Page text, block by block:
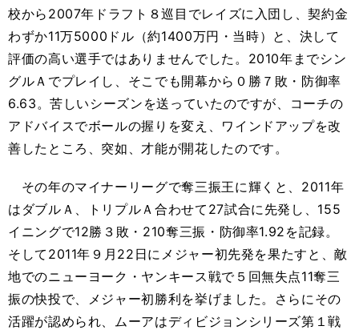
校から2007年ドラフト８巡目でレイズに入団し、契約金
わずか11万5000ドル（約1400万円・当時）と、決して
評価の高い選手ではありませんでした。2010年までシン
グルＡでプレイし、そこでも開幕から０勝７敗・防御率
6.63。苦しいシーズンを送っていたのですが、コーチの
アドバイスでボールの握りを変え、ワインドアップを改
善したところ、突如、才能が開花したのです。
その年のマイナーリーグで奪三振王に輝くと、2011年
はダブルＡ、トリプルＡ合わせて27試合に先発し、155
イニングで12勝３敗・210奪三振・防御率1.92を記録。
そして2011年９月22日にメジャー初先発を果たすと、敵
地でのニューヨーク・ヤンキース戦で５回無失点11奪三
振の快投で、メジャー初勝利を挙げました。さらにその
活躍が認められ、ムーアはディビジョンシリーズ第１戦